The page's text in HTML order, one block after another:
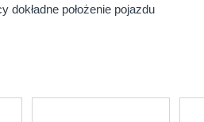
położenie pojazdu